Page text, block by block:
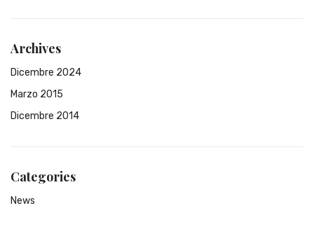
Archives
Dicembre 2024
Marzo 2015
Dicembre 2014
Categories
News